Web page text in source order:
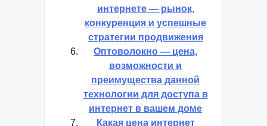
интернете — рынок,
конкуренция и успешные
стратегии продвижения
Оптоволокно — цена,
возможности и
преимущества данной
технологии для доступа в
интернет в вашем доме
Какая цена интернет